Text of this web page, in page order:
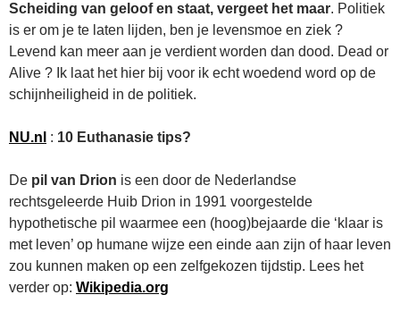
Scheiding van geloof en staat, vergeet het maar. Politiek
is er om je te laten lijden, ben je levensmoe en ziek ?
Levend kan meer aan je verdient worden dan dood. Dead or
Alive ? Ik laat het hier bij voor ik echt woedend word op de
schijnheiligheid in de politiek.
NU.nl : 10 Euthanasie tips?
De pil van Drion is een door de Nederlandse
rechtsgeleerde Huib Drion in 1991 voorgestelde
hypothetische pil waarmee een (hoog)bejaarde die ‘klaar is
met leven’ op humane wijze een einde aan zijn of haar leven
zou kunnen maken op een zelfgekozen tijdstip. Lees het
verder op: Wikipedia.org